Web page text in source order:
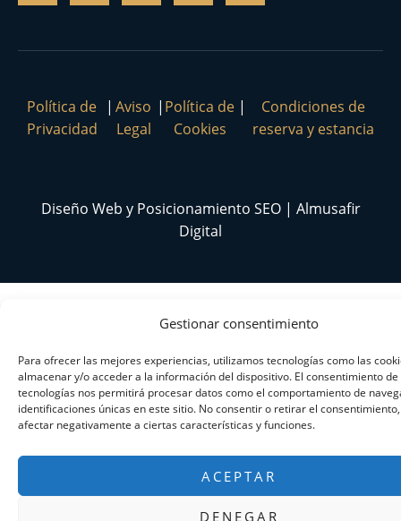
Gestionar consentimiento
Para ofrecer las mejores experiencias, utilizamos tecnologías como las
almacenar y/o acceder a la información del dispositivo. El consentimiento de
tecnologías nos permitirá procesar datos como el comportamiento de
identificaciones únicas en este sitio. No consentir o retirar el
afectar negativamente a ciertas características y funciones.
ACEPTAR
DENEGAR
Política de
Privacidad
| Aviso
Legal
| Política de
Cookies
|
Condiciones de
reserva y estancia
Diseño Web y Posicionamiento SEO | Almusafir
Digital